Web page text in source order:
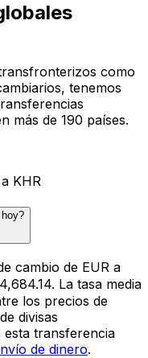
como
tenemos
más de 190 países.
KHR
cambio de EUR a
La tasa media
los precios de
divisas
transferencia
de dinero.